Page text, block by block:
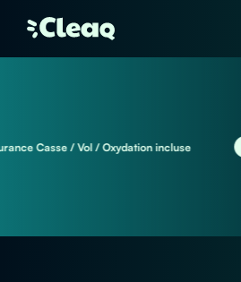
Casse / Vol / Oxydation incluse